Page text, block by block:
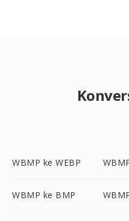
WBMP ke WEBP
WBMP ke BMP